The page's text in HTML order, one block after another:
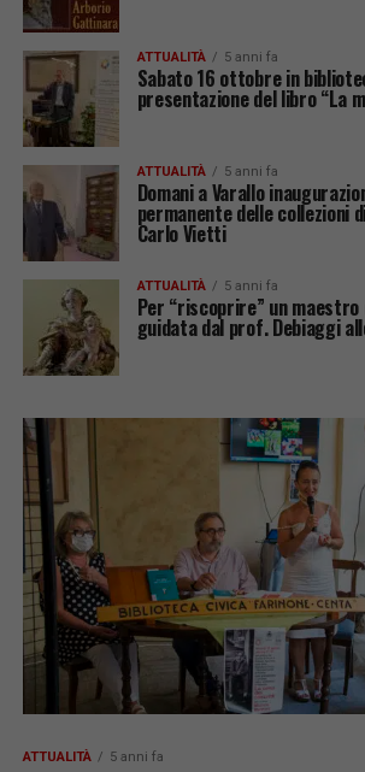
ATTUALITÀ 5 anni fa
Sabato 16 ottobre in
presentazione del libro “La
ATTUALITÀ 5 anni fa
Domani a Varallo
permanente delle collezioni
Carlo Vietti
ATTUALITÀ 5 anni fa
Per “riscoprire” un
guidata dal prof. Debiaggi
ATTUALITÀ 5 anni fa